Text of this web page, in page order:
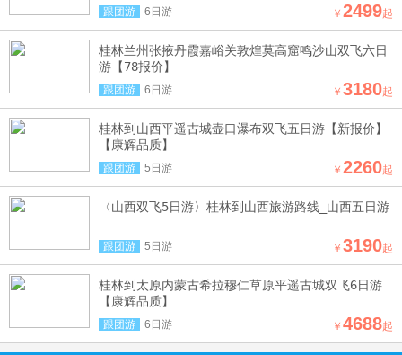
跟团游 6日游 ￥ 2499起
桂林兰州张掖丹霞嘉峪关敦煌莫高窟鸣沙山双飞六日
游【78报价】
跟团游 6日游 ￥ 3180起
桂林到山西平遥古城壶口瀑布双飞五日游【新报价】
【康辉品质】
跟团游 5日游 ￥ 2260起
〈山西双飞5日游〉桂林到山西旅游路线_山西五日游
跟团游 5日游 ￥ 3190起
桂林到太原内蒙古希拉穆仁草原平遥古城双飞6日游
【康辉品质】
跟团游 6日游 ￥ 4688起